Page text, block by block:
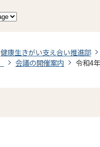
健康生きがい支え合い推進部
会議の開催案内 令和4